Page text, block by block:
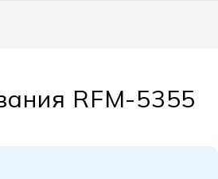
RFM-5355